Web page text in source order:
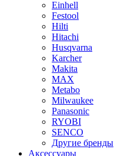
Einhell
Festool
Hilti
Hitachi
Husqvarna
Karcher
Makita
MAX
Metabo
Milwaukee
Panasonic
RYOBI
SENCO
Другие бренды
Аксессуары